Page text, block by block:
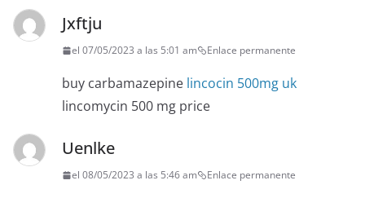
Jxftju
el 07/05/2023 a las 5:01 am Enlace permanente
buy carbamazepine lincocin 500mg uk
lincomycin 500 mg price
Uenlke
el 08/05/2023 a las 5:46 am Enlace permanente